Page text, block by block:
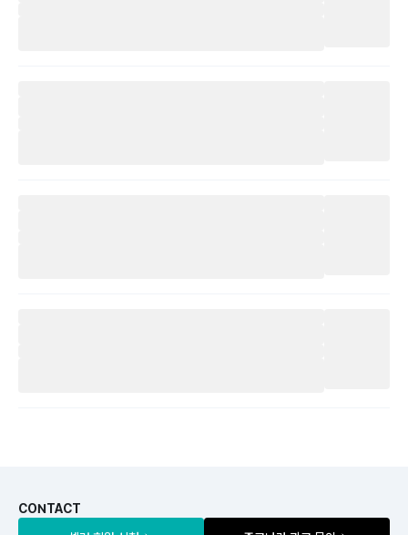
CONTACT